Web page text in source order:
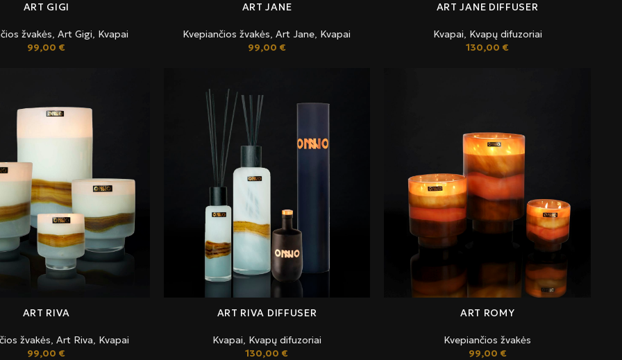
ART GIGI
žvakės, Art Gigi, Kvapai
99,00 €
ART JANE
Kvepiančios žvakės,Art Jane, Kvapai
99,00 €
ART JANE DIFFUSER
Kvapai, Kvapų difuzoriai
130,00 €
ART RIVA
žvakės,Art Riva, Kvapai
99,00 €
ART RIVA DIFFUSER
Kvapai, Kvapų difuzoriai
130,00 €
ART ROMY
Kvepiančios žvakės
99,00 €